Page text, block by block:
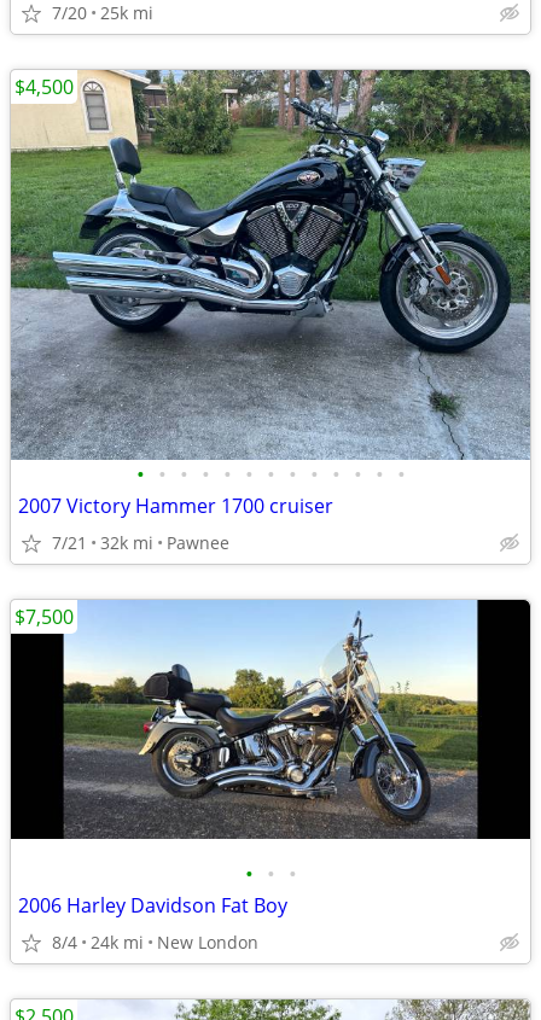
7/20 25k mi
• • • • • • • • • • • • •
2007 Victory Hammer 1700 cruiser
7/21 32k mi Pawnee
$4,500
• • •
2006 Harley Davidson Fat Boy
8/4 24k mi New London
$7,500